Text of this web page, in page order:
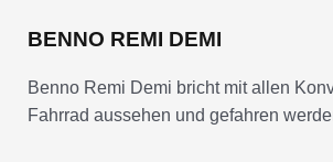
BENNO REMI DEMI
Benno Remi Demi bricht mit allen
Fahrrad aussehen und gefahren